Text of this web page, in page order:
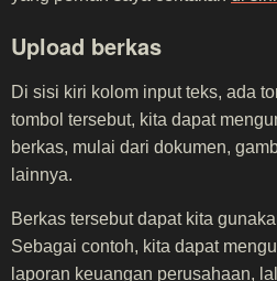
Upload berkas
Di sisi kiri kolom input teks, ada
tombol tersebut, kita dapat
berkas, mulai dari dokumen,
lainnya.
Berkas tersebut dapat kita
Sebagai contoh, kita dapat
laporan keuangan perusahaan,